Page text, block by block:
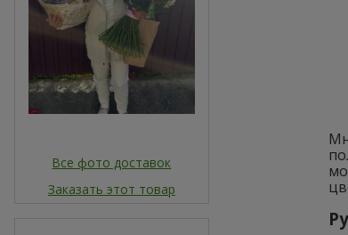
Все фото доставок
Заказать этот товар